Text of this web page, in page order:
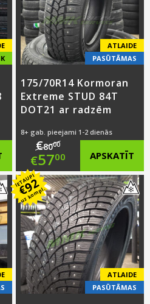
ATLAIDE
PASŪTĀMAS
175/70R14 Kormoran
Extreme STUD 84T
DOT21 ar radzēm
8+ gab. pieejami 1-2 dienās
€8000
Original
price
was:
€80.00.
€5700
Current
price
is:
€57.00.
APSKATĪT
IETAUPI
€92
uz kompl.
ATLAIDE
PASŪTĀMAS